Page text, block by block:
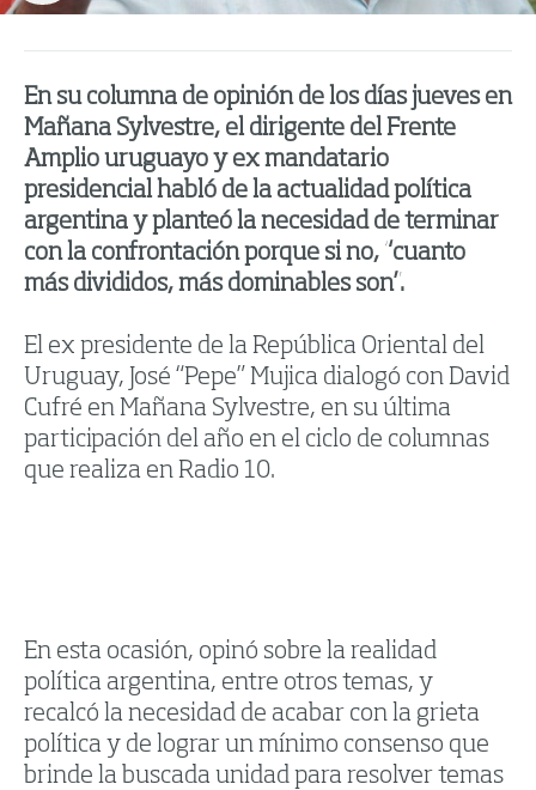
En su columna de opinión de los días jueves en
Mañana Sylvestre, el dirigente del Frente
Amplio uruguayo y ex mandatario
presidencial habló de la actualidad política
argentina y planteó la necesidad de terminar
con la confrontación porque si no, “cuanto
más divididos, más dominables son”.
El ex presidente de la República Oriental del
Uruguay, José “Pepe” Mujica dialogó con David
Cufré en Mañana Sylvestre, en su última
participación del año en el ciclo de columnas
que realiza en Radio 10.
En esta ocasión, opinó sobre la realidad
política argentina, entre otros temas, y
recalcó la necesidad de acabar con la grieta
política y de lograr un mínimo consenso que
brinde la buscada unidad para resolver temas